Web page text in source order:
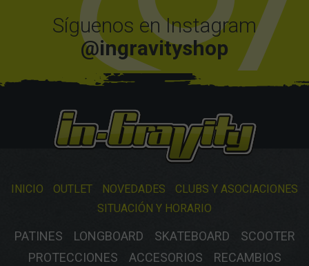
Síguenos en Instagram
@ingravityshop
INICIO OUTLET NOVEDADES
CLUBS Y ASOCIACIONES
SITUACIÓN Y HORARIO
PATINES LONGBOARD SKATEBOARD
SCOOTER
PROTECCIONES
ACCESORIOS
RECAMBIOS